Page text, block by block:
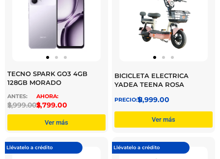
TECNO SPARK GO3 4GB
128GB MORADO
$
2,999.00$
2,799.00
Ver más
BICICLETA ELECTRICA
YADEA TEENA ROSA
$
11,999.00
Ver más
Llévatelo a crédito Llévatelo a crédito